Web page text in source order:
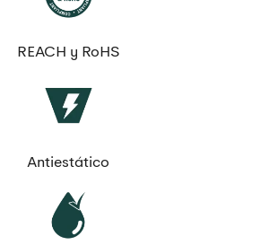
REACH y RoHS
Antiestático